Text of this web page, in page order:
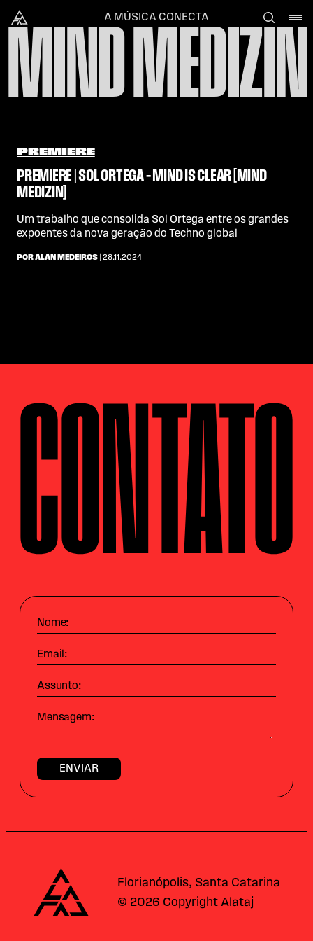
Alataj
A MÚSICA CONECTA
MIND MEDIZIN
PREMIERE
PREMIERE | SOL ORTEGA – MIND IS CLEAR [MIND
MEDIZIN]
Um trabalho que consolida Sol Ortega entre os grandes
expoentes da nova geração do Techno global
POR ALAN MEDEIROS | 28.11.2024
CONTATO
Nome:
Email:
Assunto:
Mensagem:
Alataj
Florianópolis, Santa Catarina
© 2026 Copyright Alataj